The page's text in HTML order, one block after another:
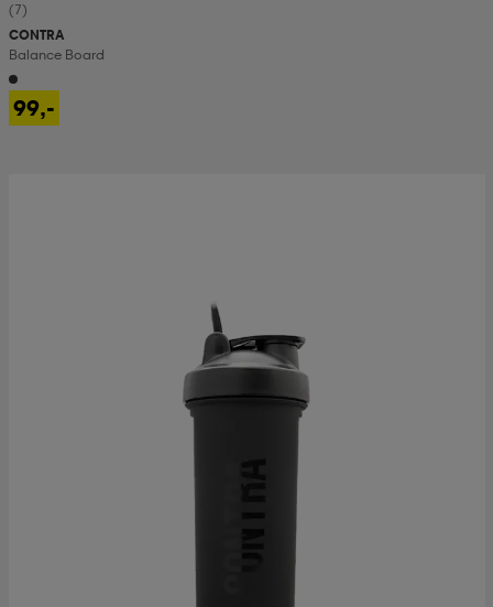
(7)
CONTRA
Balance Board
99,-